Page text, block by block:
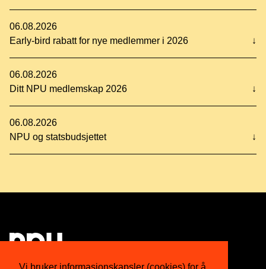
Vi bruker informasjonskapsler (cookies) for å
06.08.2026
Early-bird rabatt for nye medlemmer i 2026
↓
06.08.2026
Ditt NPU medlemskap 2026
↓
06.08.2026
NPU og statsbudsjettet
↓